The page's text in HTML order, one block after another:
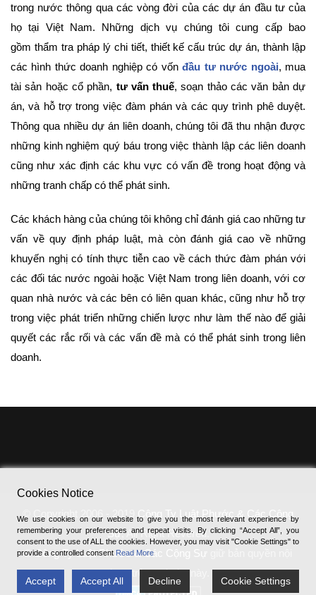
trong nước thông qua các vòng đời của các dự án đầu tư của
họ tại Việt Nam. Những dịch vụ chúng tôi cung cấp bao
gồm thẩm tra pháp lý chi tiết, thiết kế cấu trúc dự án, thành lập
các hình thức doanh nghiệp có vốnđầu tư nước ngoài, mua
tài sản hoặc cổ phần, tư vấn thuế, soạn thảo các văn bản dự
án, và hỗ trợ trong việc đàm phán và các quy trình phê duyệt.
Thông qua nhiều dự án liên doanh, chúng tôi đã thu nhận được
những kinh nghiệm quý báu trong việc thành lập các liên doanh
cũng như xác định các khu vực có vấn đề trong hoạt động và
những tranh chấp có thể phát sinh.
Các khách hàng của chúng tôi không chỉ đánh giá cao những tư
vấn về quy định pháp luật, mà còn đánh giá cao về những
khuyến nghị có tính thực tiễn cao về cách thức đàm phán với
các đối tác nước ngoài hoặc Việt Nam trong liên doanh, với cơ
quan nhà nước và các bên có liên quan khác, cũng như hỗ trợ
trong việc phát triển những chiến lược như làm thế nào để giải
quyết các rắc rối và các vấn đề mà có thể phát sinh trong liên
doanh.
© Copyright 2006 - 2019
Công Ty Luật Phước & Các Cộng
Sự, All Right Revered.
®Công Ty Luật Phước & Các Cộng Sự
dung trên website này.
Cookies Notice
We use cookies on our website to give you the most relevant experience by
remembering your preferences and repeat visits. By clicking “Accept All”, you
consent to the use of ALL the cookies. However, you may visit "Cookie Settings" to
provide a controlled consent Read More
Accept Accept All Decline Cookie Settings